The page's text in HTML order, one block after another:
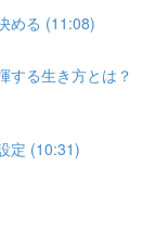
める (11:08)
する生き方とは？
定 (10:31)